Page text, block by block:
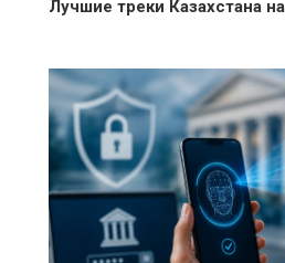
Лучшие треки Казахстана